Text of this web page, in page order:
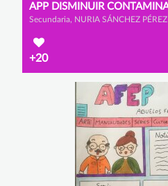
Secundaria, NURIA SÁNCHEZ PÉREZ
+20